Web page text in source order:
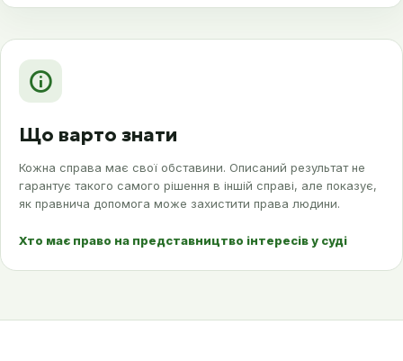
Що варто знати
Кожна справа має свої обставини. Описаний результат не
гарантує такого самого рішення в іншій справі, але показує,
як правнича допомога може захистити права людини.
Хто має право на представництво інтересів у суді